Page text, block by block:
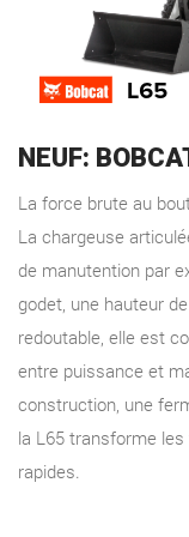
NEUF:
La force brute au
La chargeuse
de manutention par
godet, une hauteur
redoutable, elle est
entre puissance et
construction, une
la L65 transforme
rapides.